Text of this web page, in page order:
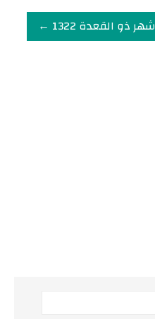
شهر ذو القعدة 1322 ←